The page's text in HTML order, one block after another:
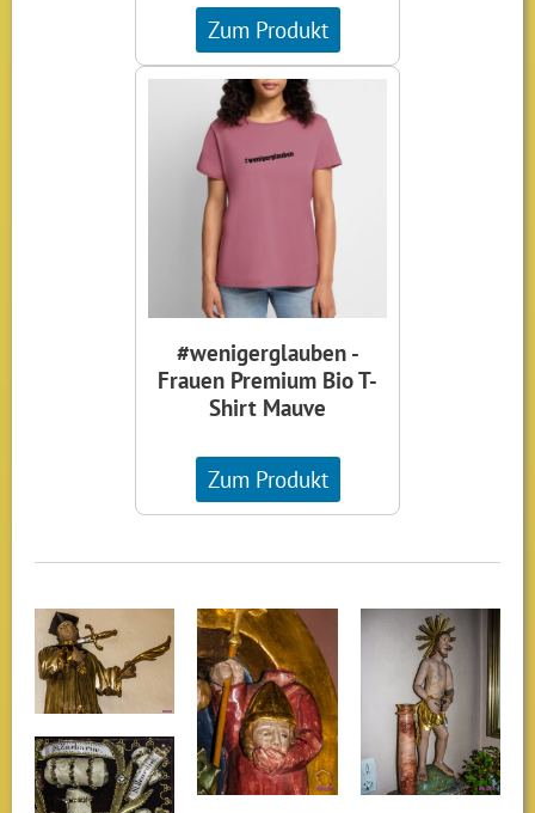
Zum Produkt
#wenigerglauben -
Frauen Premium Bio T-
Shirt Mauve
Zum Produkt